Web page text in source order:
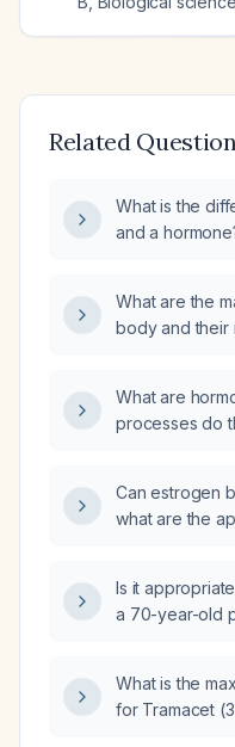
Related
What is the
and a
What are the
body and their
What are
processes do
Can estrogen
what are the
Is it
a 70-year-old
What is the
for Tramacet